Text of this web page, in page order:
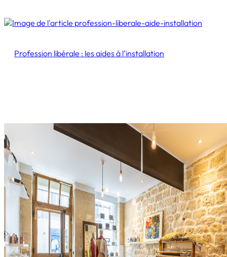
Profession libérale : les aides à l’installation